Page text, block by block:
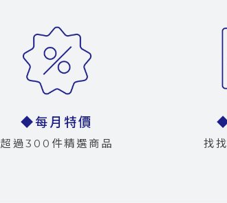
◆每月特價
超過300件精選商品 找